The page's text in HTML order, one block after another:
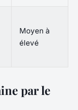
Moyen à
élevé
par le